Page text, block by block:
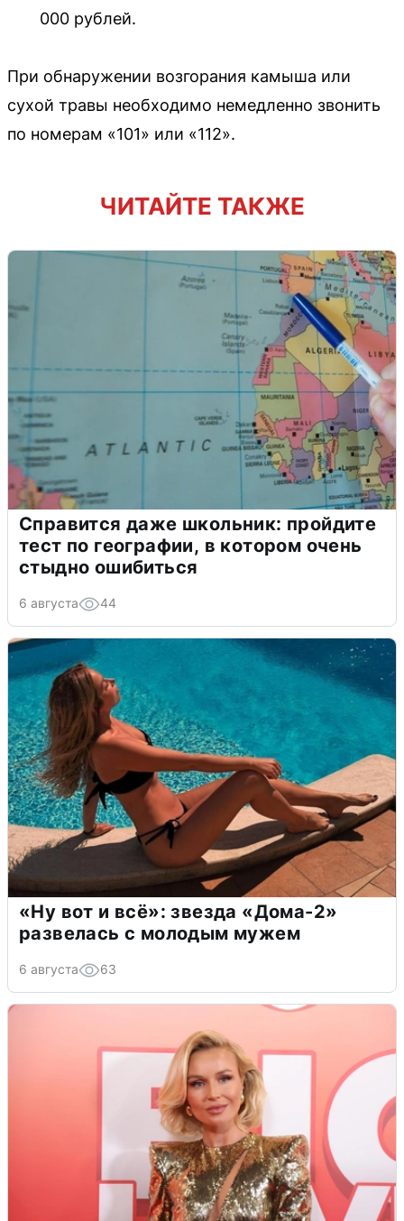
000 рублей.
При обнаружении возгорания камыша или
сухой травы необходимо немедленно звонить
по номерам «101» или «112».
ЧИТАЙТЕ ТАКЖЕ
Справится даже школьник: пройдите
тест по географии, в котором очень
стыдно ошибиться
6 августа 44
«Ну вот и всё»: звезда «Дома-2»
развелась с молодым мужем
6 августа 63